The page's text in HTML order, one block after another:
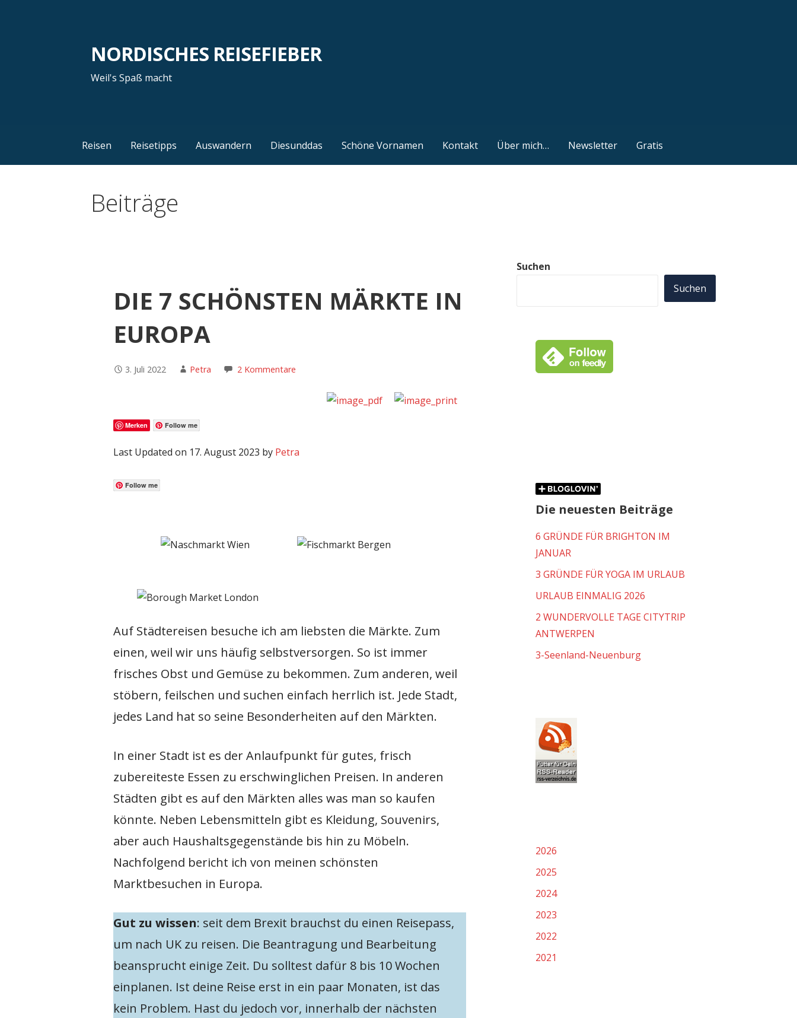
NORDISCHES REISEFIEBER
Weil's Spaß macht
Reisen Reisetipps Auswandern Diesunddas Schöne Vornamen Kontakt Über mich… Newsletter Gratis
Beiträge
DIE 7 SCHÖNSTEN MÄRKTE IN
EUROPA
3. Juli 2022 Petra 2 Kommentare
Merken Follow me
Last Updated on 17. August 2023 by Petra
Follow me
Auf Städtereisen besuche ich am liebsten die Märkte. Zum
einen, weil wir uns häufig selbstversorgen. So ist immer
frisches Obst und Gemüse zu bekommen. Zum anderen, weil
stöbern, feilschen und suchen einfach herrlich ist. Jede Stadt,
jedes Land hat so seine Besonderheiten auf den Märkten.
In einer Stadt ist es der Anlaufpunkt für gutes, frisch
zubereiteste Essen zu erschwinglichen Preisen. In anderen
Städten gibt es auf den Märkten alles was man so kaufen
könnte. Neben Lebensmitteln gibt es Kleidung, Souvenirs,
aber auch Haushaltsgegenstände bis hin zu Möbeln.
Nachfolgend bericht ich von meinen schönsten
Marktbesuchen in Europa.
Gut zu wissen: seit dem Brexit brauchst du einen Reisepass,
um nach UK zu reisen. Die Beantragung und Bearbeitung
beansprucht einige Zeit. Du solltest dafür 8 bis 10 Wochen
einplanen. Ist deine Reise erst in ein paar Monaten, ist das
kein Problem. Hast du jedoch vor, innerhalb der nächsten
Suchen
Suchen
Die neuesten Beiträge
6 GRÜNDE FÜR BRIGHTON IM
JANUAR
3 GRÜNDE FÜR YOGA IM URLAUB
URLAUB EINMALIG 2026
2 WUNDERVOLLE TAGE CITYTRIP
ANTWERPEN
3-Seenland-Neuenburg
2026
2025
2024
2023
2022
2021